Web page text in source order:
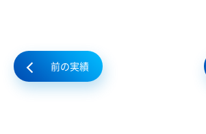
前の実績